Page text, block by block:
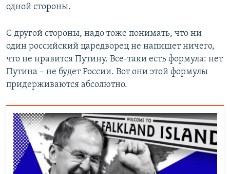
одной стороны.
С другой стороны, надо тоже понимать, что ни
один российский царедворец не напишет ничего,
что не нравится Путину. Все-таки есть формула: нет
Путина – не будет России. Вот они этой формулы
придерживаются абсолютно.